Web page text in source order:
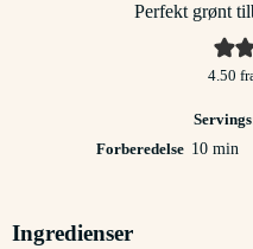
Perfekt grønt
4.50
Forberedelse 10 min
Ingredienser